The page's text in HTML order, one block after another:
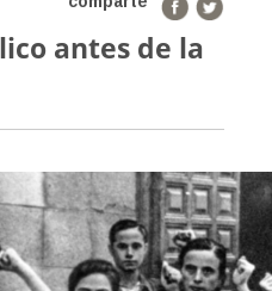
antes de la